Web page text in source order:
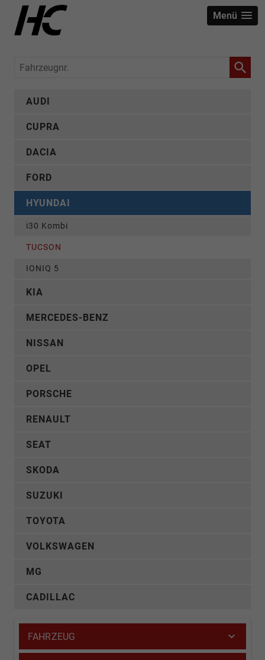
Menü
Fahrzeugnr.
AUDI
CUPRA
DACIA
FORD
HYUNDAI
i30 Kombi
TUCSON
IONIQ 5
KIA
MERCEDES-BENZ
NISSAN
OPEL
PORSCHE
RENAULT
SEAT
SKODA
SUZUKI
TOYOTA
VOLKSWAGEN
MG
CADILLAC
FAHRZEUG